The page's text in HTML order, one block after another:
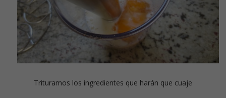
Trituramos los ingredientes que harán que cuaje